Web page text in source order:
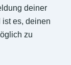
deiner
ist es, deinen
zu